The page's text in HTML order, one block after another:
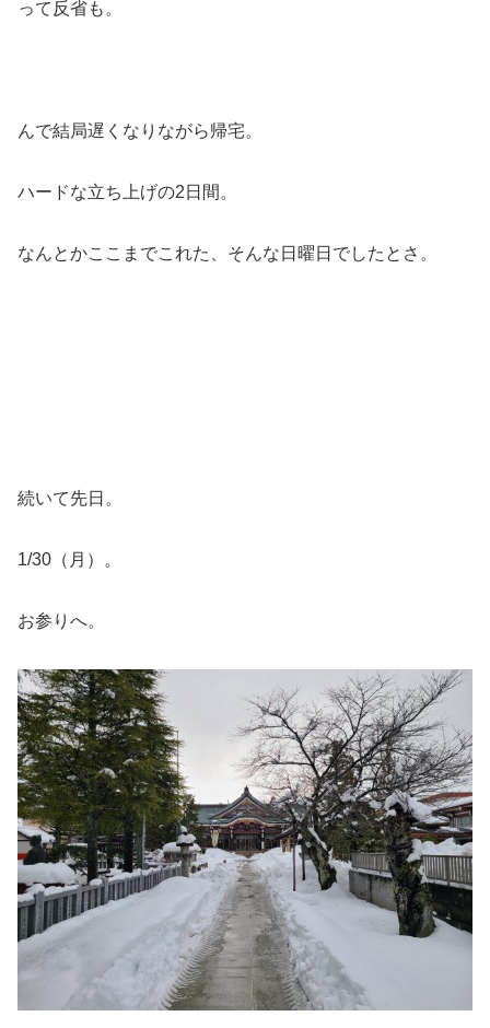
って反省も。
んで結局遅くなりながら帰宅。
ハードな立ち上げの2日間。
なんとかここまでこれた、そんな日曜日でしたとさ。
続いて先日。
1/30（月）。
お参りへ。